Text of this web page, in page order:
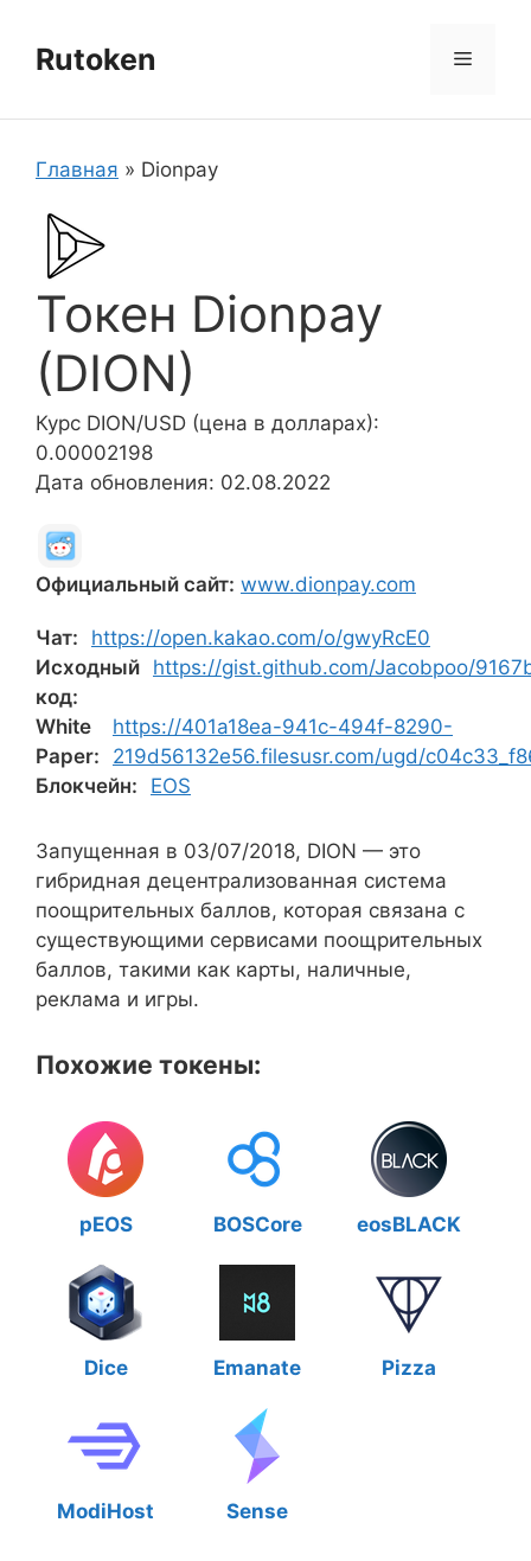
содержимому
Rutoken Меню
Главная » Dionpay
Токен Dionpay
(DION)
Курс DION/USD (цена в долларах):
0.00002198
Дата обновления: 02.08.2022
Официальный сайт: www.dionpay.com
Чат:
https://open.kakao.com/o/gwyRcE0
Исходный
код:
https://gist.github.com/Jacobpoo/
White
Paper:
https://401a18ea-941c-494f-8290-
219d56132e56.filesusr.com/ugd/
Блокчейн:
EOS
Запущенная в 03/07/2018, DION — это
гибридная децентрализованная система
поощрительных баллов, которая связана с
существующими сервисами поощрительных
баллов, такими как карты, наличные,
реклама и игры.
Похожие токены:
pEOS BOSCore eosBLACK
Dice Emanate Pizza
ModiHost Sense